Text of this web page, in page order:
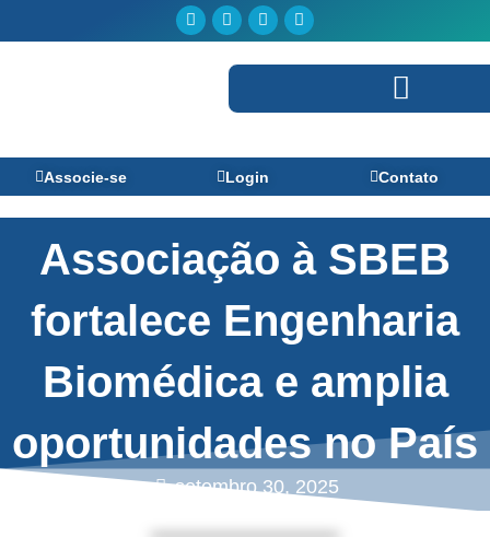
para
Facebook
LinkedinYoutubeInstagram
Associe-se Login Contato
Associação à SBEB
fortalece Engenharia
Biomédica e amplia
oportunidades no País
setembro 30, 2025